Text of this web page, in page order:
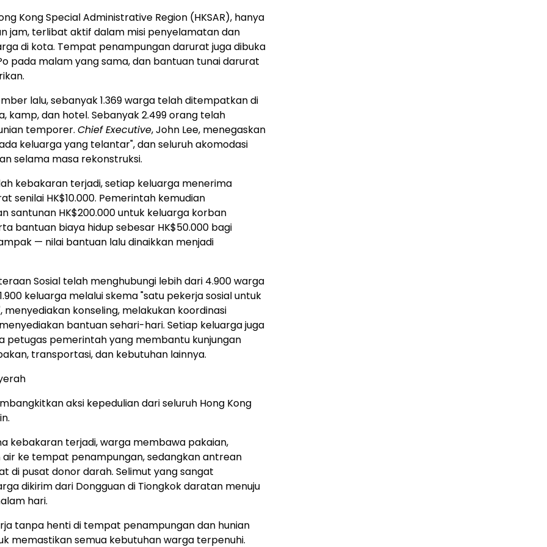
Kong Special Administrative Region (HKSAR), hanya
jam, terlibat aktif dalam misi penyelamatan dan
di kota. Tempat penampungan darurat juga dibuka
pada malam yang sama, dan bantuan tunai darurat
lalu, sebanyak 1.369 warga telah ditempatkan di
kamp, dan hotel. Sebanyak 2.499 orang telah
temporer. Chief Executive,John Lee, menegaskan
keluarga yang telantar", dan seluruh akomodasi
selama masa rekonstruksi.
kebakaran terjadi, setiap keluarga menerima
senilai HK$10.000. Pemerintah kemudian
santunan HK$200.000untuk keluarga korban
bantuan biaya hidup sebesar HK$50.000 bagi
— nilai bantuan lalu dinaikkan menjadi
Sosial telah menghubungi lebih dari 4.900 warga
keluarga melalui skema "satu pekerja sosial untuk
menyediakan konseling, melakukan koordinasi
bantuan sehari-hari. Setiap keluarga juga
petugas pemerintah yang membantu kunjungan
transportasi, dan kebutuhan lainnya.
aksi kepedulian dari seluruh Hong Kong
kebakaran terjadi, warga membawa pakaian,
air ke tempat penampungan, sedangkan antrean
di pusat donor darah. Selimut yang sangat
dikirim dari Dongguandi Tiongkok daratan menuju
hari.
tanpa henti di tempat penampungan dan hunian
memastikan semua kebutuhan warga terpenuhi.